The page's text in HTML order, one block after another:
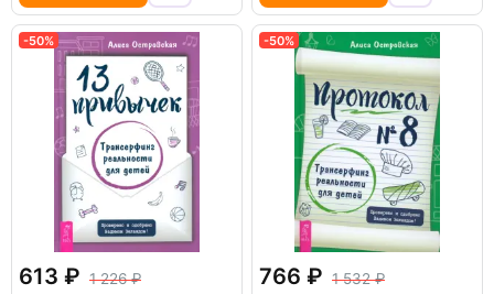
-50%
613
1 226
-50%
766
1 532